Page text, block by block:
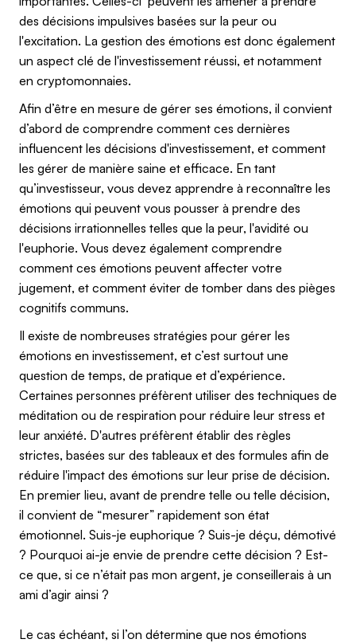
des décisions impulsives basées sur la peur ou
l'excitation. La gestion des émotions est donc également
un aspect clé de l'investissement réussi, et notamment
en cryptomonnaies.
Afin d’être en mesure de gérer ses émotions, il convient
d’abord de comprendre comment ces dernières
influencent les décisions d'investissement, et comment
les gérer de manière saine et efficace. En tant
qu’investisseur, vous devez apprendre à reconnaître les
émotions qui peuvent vous pousser à prendre des
décisions irrationnelles telles que la peur, l'avidité ou
l'euphorie. Vous devez également comprendre
comment ces émotions peuvent affecter votre
jugement, et comment éviter de tomber dans des pièges
cognitifs communs.
Il existe de nombreuses stratégies pour gérer les
émotions en investissement, et c’est surtout une
question de temps, de pratique et d’expérience.
Certaines personnes préfèrent utiliser des techniques de
méditation ou de respiration pour réduire leur stress et
leur anxiété. D'autres préfèrent établir des règles
strictes, basées sur des tableaux et des formules afin de
réduire l'impact des émotions sur leur prise de décision.
En premier lieu, avant de prendre telle ou telle décision,
il convient de “mesurer” rapidement son état
émotionnel. Suis-je euphorique ? Suis-je déçu, démotivé
? Pourquoi ai-je envie de prendre cette décision ? Est-
ce que, si ce n’était pas mon argent, je conseillerais à un
ami d’agir ainsi ?
Le cas échéant, si l’on détermine que nos émotions